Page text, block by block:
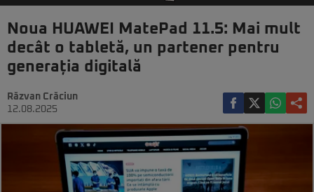
Noua HUAWEI MatePad 11.5: Mai mult
decât o tabletă, un partener pentru
generația digitală
Răzvan Crăciun
12.08.2025